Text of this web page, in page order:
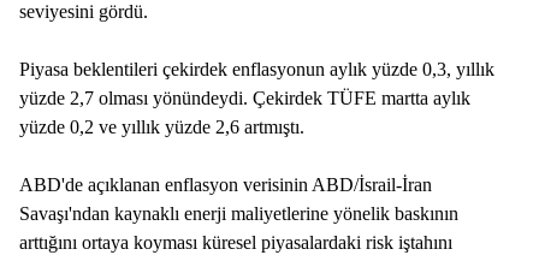
seviyesini gördü.
Piyasa beklentileri çekirdek enflasyonun aylık yüzde 0,3, yıllık
yüzde 2,7 olması yönündeydi. Çekirdek TÜFE martta aylık
yüzde 0,2 ve yıllık yüzde 2,6 artmıştı.
ABD'de açıklanan enflasyon verisinin ABD/İsrail-İran
Savaşı'ndan kaynaklı enerji maliyetlerine yönelik baskının
arttığını ortaya koyması küresel piyasalardaki risk iştahını